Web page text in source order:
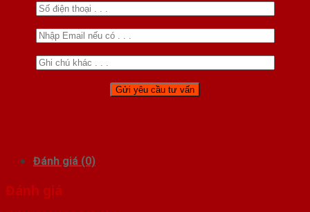
Đánh giá (0)
Đánh giá